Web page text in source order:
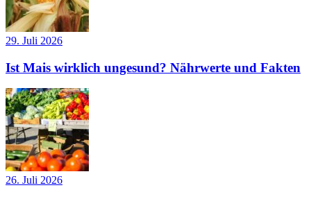
29. Juli 2026
Ist Mais wirklich ungesund? Nährwerte und Fakten
26. Juli 2026